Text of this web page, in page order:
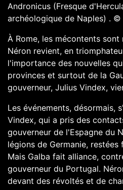
Andronicus (Fresque
archéologique de Naples) . ©
À Rome, les mécontents
Néron revient, en
l'importance des nouvelles
provinces et surtout de la
gouverneur, Julius Vindex,
Les événements, désormais,
Vindex, qui a pris des
gouverneur de l'Espagne du
légions de Germanie, restées
Mais Galba fait alliance,
gouverneur du Portugal.
devant des révoltés et de